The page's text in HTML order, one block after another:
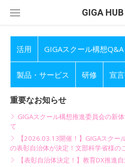
GIGA HUB
活用 GIGAスクール構想Q&A
製品・サービス 研修 宣
重要なお知らせ
GIGAスクール構想推進委員会の新
て
【2026.03.13開催！】GIGAスクー
の表彰自治体が決定！文部科学省様の
【表彰自治体決定！】教育DX推進